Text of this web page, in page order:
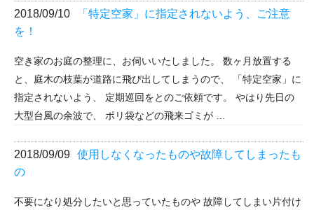
2018/09/10
「特定空家」に指定されないよう、ご注意
を！
空き家のお庭の整理に、お伺いいたしました。 数ヶ月放置する
と、庭木の枝葉が道路に飛び出してしまうので、 「特定空家」に
指定されないよう、 定期巡回をとのご依頼です。 やはり先日の
大型台風の余波で、 ポリ袋などの飛来ゴミが …
2018/09/09 使用しなくなったものや故障してしまったも
の
不要になり処分したいと思っていたものや 故障してしまい片付け